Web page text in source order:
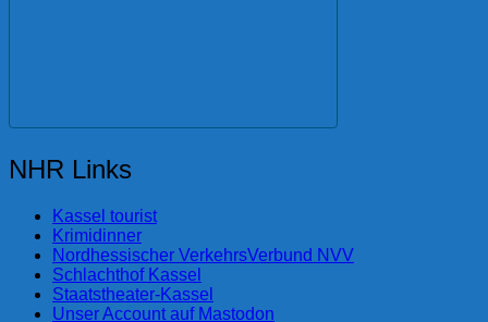
NHR Links
Kassel tourist
Krimidinner
Nordhessischer VerkehrsVerbund NVV
Schlachthof Kassel
Staatstheater-Kassel
Unser Account auf Mastodon